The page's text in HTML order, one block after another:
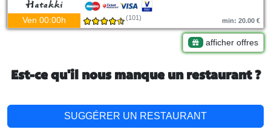
Ven 00:00h (101) min: 20.00 €
afficher offres
Est-ce qu'il nous manque un restaurant ?
SUGGÉRER UN RESTAURANT